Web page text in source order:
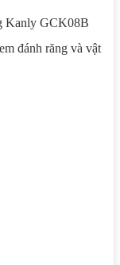
Kanly GCK08B
đánh răng và vật
gian nội thất